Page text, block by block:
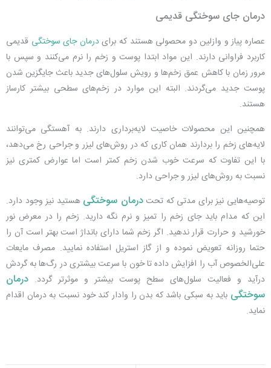
درمان جای سوختگی قدیمی
عصاره پیاز و وازلین دو محصولی هستند که برایدرمان جای سوختگی قدیمی
کاربرد فراوانی دارند. این مواد ابتدا پوست و زخم را نرم می‌کنند و سپس با
مرور زمان با کاهش عمق زخم‌ها و رویش سلول‌های جدید باعث جایگزین شدن
پوست جدید می‌گردند. البته این موارد در زخم‌های سطحی بیشتر کارساز
هستند.
همچنین این محصولات خاصیت لایه‌برداری دارند. به آهستگی می‌توانند
لایه‌های زخم را بردارند همان کاری که در روش‌های لیزر و جراحی رخ می‌دهد،
با این تفاوت که سرعت خوب شدن زخم کمتر است اما عوارض کمتری نیز
نسبت به روش‌های لیزر و جراحی دارد.
توصیه‌هایی نیز برای مدتی که تحتدرمان سوختگی هستید نیز وجود دارد.
این که مدام باید جای زخم را تمیز و نرم نگه دارید. زخم را در معرض نور
خورشید و حرارت قرار ندهید. اگر زخم شما دارای بانداژ است بهتر است آن را
حتما روزانه تعویض نموده و از گاز استریل استفاده نمایید. مصرف مایعات
علی‌الخصوص آب را افزایش داده تا خون با سرعت بیشتری در رگ‌ها به گردش
درآید و فعالیت سلول‌های سطح پوست بیشتر و موثرتر گردد. درمان
سوختگی باید به سبکی باشد که بدن را وادار کند خود نسبت به درمان اقدام
نماید.